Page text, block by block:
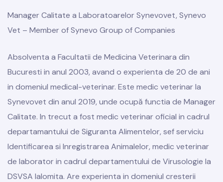
Manager Calitate a Laboratoarelor Synevovet, Synevo
Vet – Member of Synevo Group of Companies
Absolventa a Facultatii de Medicina Veterinara din
Bucuresti in anul 2003, avand o experienta de 20 de ani
in domeniul medical-veterinar. Este medic veterinar la
Synevovet din anul 2019, unde ocupă functia de Manager
Calitate. In trecut a fost medic veterinar oficial in cadrul
departamantului de Siguranta Alimentelor, sef serviciu
Identificarea si Inregistrarea Animalelor, medic veterinar
de laborator in cadrul departamentului de Virusologie la
DSVSA Ialomita. Are experienta in domeniul cresterii